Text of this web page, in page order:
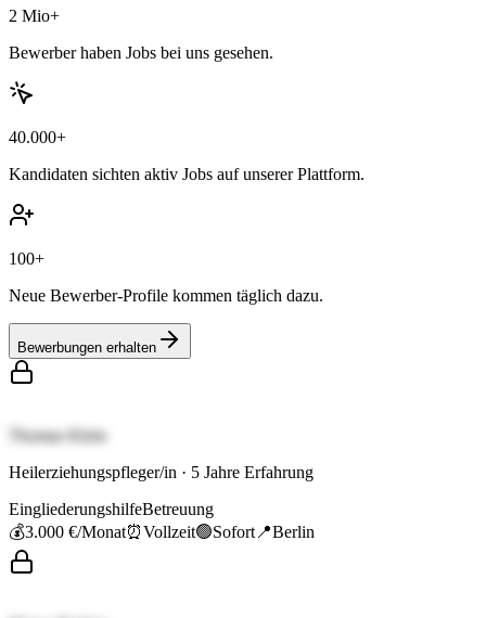
2 Mio+
Bewerber haben Jobs bei uns gesehen.
40.000+
Kandidaten sichten aktiv Jobs auf unserer Plattform.
100+
Neue Bewerber-Profile kommen täglich dazu.
Bewerbungen erhalten
Thomas Klein
Heilerziehungspfleger/in · 5 Jahre Erfahrung
EingliederungshilfeBetreuung
💰3.000 €/Monat⏰Vollzeit🟢Sofort 📍Berlin